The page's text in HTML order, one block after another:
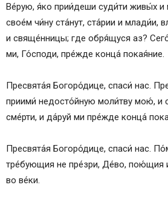
Ве́рую, я́ко прии́деши суди́ти живы́х и
свое́м чи́ну ста́нут, ста́рии и млади́и,
и свяще́нницы; где обря́щуся аз?
ми, Го́споди, пре́жде конца́ покая́ние.
Пресвята́я Богоро́дице, спаси́ нас.
приими́ недосто́йную моли́тву мою́, и
сме́рти, и да́руй ми пре́жде конца́
Пресвята́я Богоро́дице, спаси́ нас.
тре́бующия не пре́зри, Де́во, пою́щия
во ве́ки.